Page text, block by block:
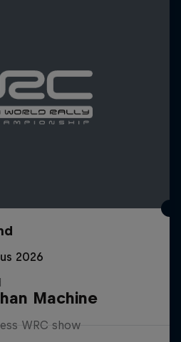
2026
Machine
WRC show